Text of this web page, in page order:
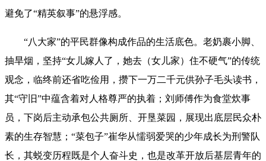
避免了“精英叙事”的悬浮感。
“八大家”的平民群像构成作品的生活底色。老奶裹小脚、
抽旱烟，坚持“女儿嫁人了，她去（女儿家）住不硬气”的传统
观念，临终前还省吃俭用，攒下一万二千元供孙子毛头读书，
其“守旧”中蕴含着对人格尊严的执着；刘师傅作为食堂炊事
员，下岗后主动承包公共厕所、开垦菜园，展现出底层民众朴
素的生存智慧；“菜包子”崔华从懦弱爱哭的少年成长为刑警队
长，其蜕变历程既是个人奋斗史，也是改革开放后基层青年的